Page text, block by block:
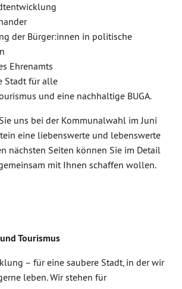
der Bürger:innen in politische
Ehrenamts
Stadt für alle
und eine nachhaltige BUGA.
uns bei der Kommunalwahl im Juni
eine liebenswerte und lebenswerte
nächsten Seiten können Sie im Detail
mit Ihnen schaffen wollen.
Tourismus
– für eine saubere Stadt, in der wir
leben. Wir stehen für